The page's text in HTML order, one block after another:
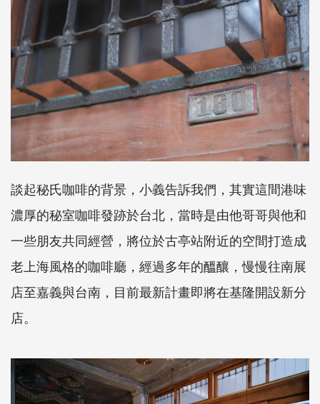
談起秘氏咖啡的背景，小義告訴我們，其實這間港味
濃厚的秘室咖啡發跡於台北，當時是由他哥哥與他和
一些朋友共同經營，將位於古亭站附近的空間打造成
老上海風格的咖啡廳，經過多年的醞釀，慢慢往南展
店至嘉義與台南，目前最新計畫即將在基隆開設新分
店。